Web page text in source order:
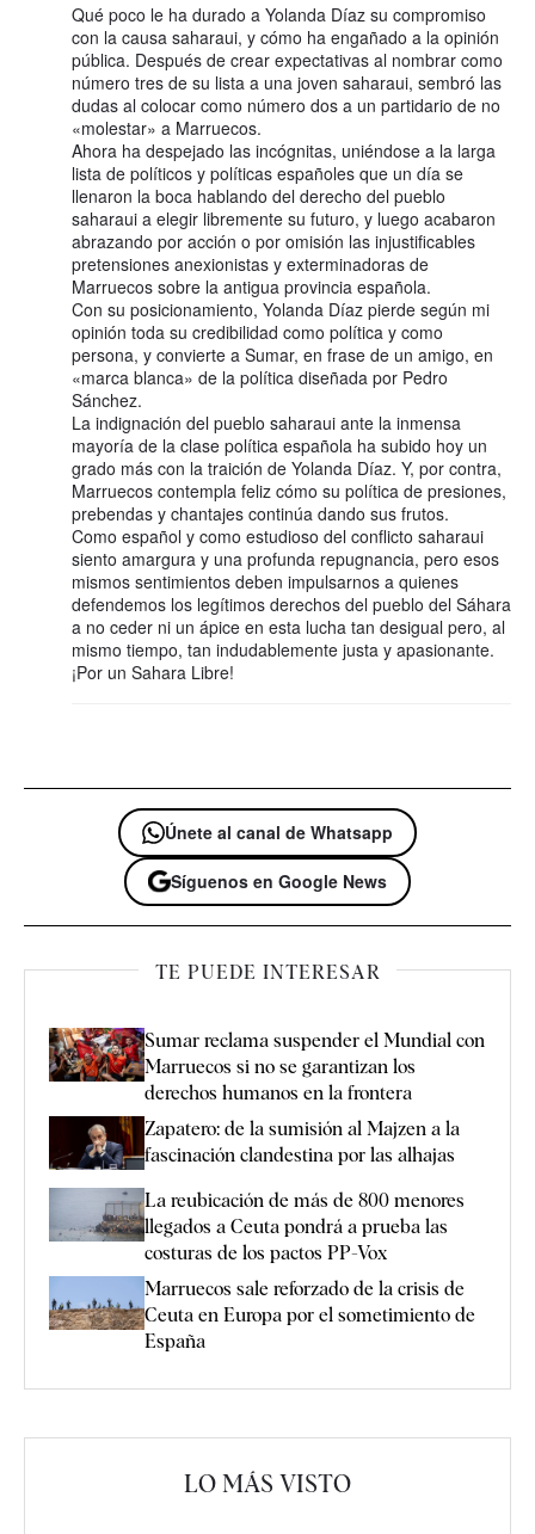
Qué poco le ha durado a Yolanda Díaz su compromiso
con la causa saharaui, y cómo ha engañado a la opinión
pública. Después de crear expectativas al nombrar como
número tres de su lista a una joven saharaui, sembró las
dudas al colocar como número dos a un partidario de no
«molestar» a Marruecos.
Ahora ha despejado las incógnitas, uniéndose a la larga
lista de políticos y políticas españoles que un día se
llenaron la boca hablando del derecho del pueblo
saharaui a elegir libremente su futuro, y luego acabaron
abrazando por acción o por omisión las injustificables
pretensiones anexionistas y exterminadoras de
Marruecos sobre la antigua provincia española.
Con su posicionamiento, Yolanda Díaz pierde según mi
opinión toda su credibilidad como política y como
persona, y convierte a Sumar, en frase de un amigo, en
«marca blanca» de la política diseñada por Pedro
Sánchez.
La indignación del pueblo saharaui ante la inmensa
mayoría de la clase política española ha subido hoy un
grado más con la traición de Yolanda Díaz. Y, por contra,
Marruecos contempla feliz cómo su política de presiones,
prebendas y chantajes continúa dando sus frutos.
Como español y como estudioso del conflicto saharaui
siento amargura y una profunda repugnancia, pero esos
mismos sentimientos deben impulsarnos a quienes
defendemos los legítimos derechos del pueblo del Sáhara
a no ceder ni un ápice en esta lucha tan desigual pero, al
mismo tiempo, tan indudablemente justa y apasionante.
¡Por un Sahara Libre!
Únete al canal de Whatsapp
Síguenos en Google News
TE PUEDE INTERESAR
Sumar reclama suspender el Mundial con
Marruecos si no se garantizan los
derechos humanos en la frontera
Zapatero: de la sumisión al Majzen a la
fascinación clandestina por las alhajas
La reubicación de más de 800 menores
llegados a Ceuta pondrá a prueba las
costuras de los pactos PP-Vox
Marruecos sale reforzado de la crisis de
Ceuta en Europa por el sometimiento de
España
LO MÁS VISTO